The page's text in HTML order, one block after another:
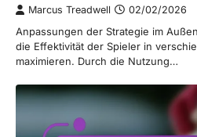
Marcus Treadwell 02/02/2026
Anpassungen der Strategie im
die Effektivität der Spieler in
maximieren. Durch die Nutzung…